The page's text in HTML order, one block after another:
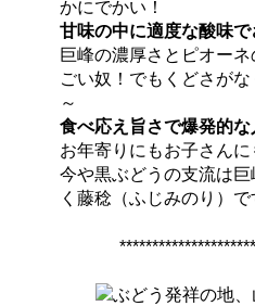
かにでかい！
甘味の中に適度な酸味で
巨峰の濃厚さとピオー
ごい奴！でもくどさが
～
食べ応え旨さで爆発的な
お年寄りにもお子さんに
今や黒ぶどうの支流は
く藤稔（ふじみのり）で